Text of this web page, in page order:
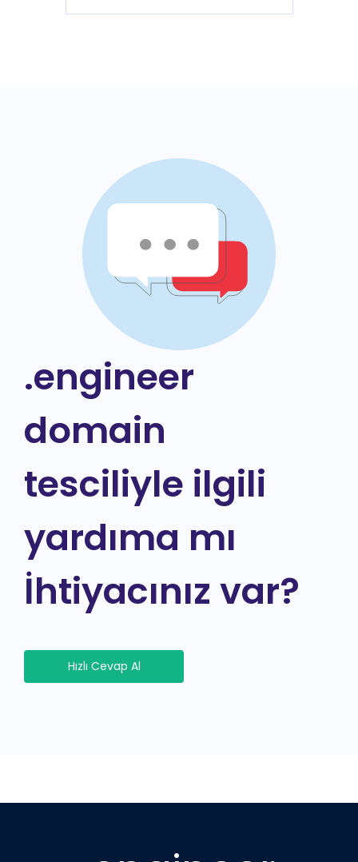
.engineer
domain
tesciliyle ilgili
yardıma mı
İhtiyacınız var?
Hızlı Cevap Al